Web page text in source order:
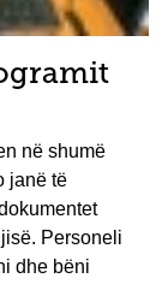
në shumë
janë të
Personeli
dhe bëni